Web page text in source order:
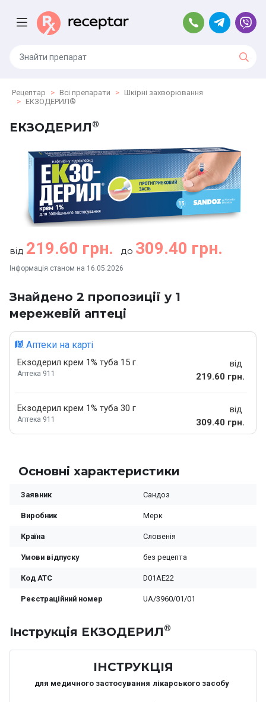
Рецептар Всі препарати
Шкірні захворювання
ЕКЗОДЕРИЛ®
ЕКЗОДЕРИЛ®
від 219.60 грн. до 309.40 грн.
Інформація станом на 16.05.2026
Знайдено 2 пропозиції у 1
мережевій аптеці
Аптеки на карті
Екзодерил крем 1% туба 15 г
Аптека 911
від
219.60 грн.
Екзодерил крем 1% туба 30 г
Аптека 911
від
309.40 грн.
Основні характеристики
Заявник Сандоз
Виробник Мерк
Країна Словенія
Умови відпуску без рецепта
Код ATC D01AE22
Реєстраційний номер UA/3960/01/01
Iнструкція ЕКЗОДЕРИЛ®
ІНСТРУКЦІЯ
для медичного застосування лікарського засобу